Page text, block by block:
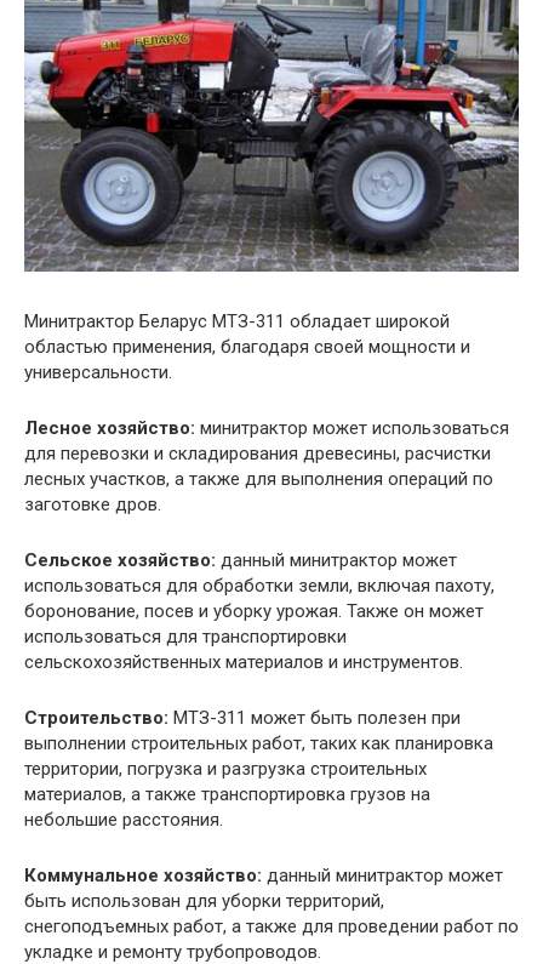
Минитрактор Беларус МТЗ-311 обладает широкой
областью применения, благодаря своей мощности и
универсальности.
Лесное хозяйство: минитрактор может использоваться
для перевозки и складирования древесины, расчистки
лесных участков, а также для выполнения операций по
заготовке дров.
Сельское хозяйство: данный минитрактор может
использоваться для обработки земли, включая пахоту,
боронование, посев и уборку урожая. Также он может
использоваться для транспортировки
сельскохозяйственных материалов и инструментов.
Строительство: МТЗ-311 может быть полезен при
выполнении строительных работ, таких как планировка
территории, погрузка и разгрузка строительных
материалов, а также транспортировка грузов на
небольшие расстояния.
Коммунальное хозяйство: данный минитрактор может
быть использован для уборки территорий,
снегоподъемных работ, а также для проведении работ по
укладке и ремонту трубопроводов.